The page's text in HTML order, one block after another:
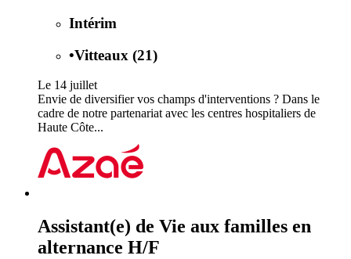
Intérim
•Vitteaux (21)
Le 14 juillet
Envie de diversifier vos champs d'interventions ? Dans le
cadre de notre partenariat avec les centres hospitaliers de
Haute Côte...
Assistant(e) de Vie aux familles en
alternance H/F